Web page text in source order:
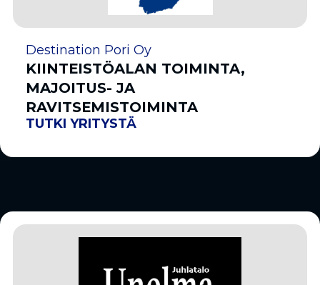
Destination Pori Oy
KIINTEISTÖALAN TOIMINTA,
MAJOITUS- JA
RAVITSEMISTOIMINTA
TUTKI YRITYSTÄ